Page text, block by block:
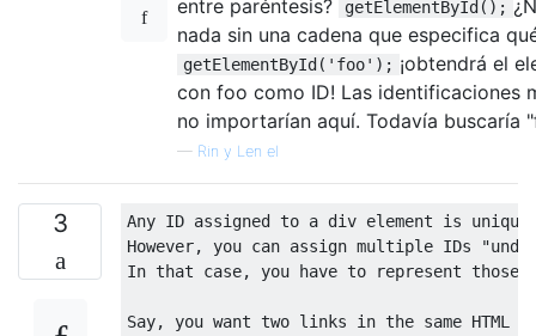
entre paréntesis? getElementById();
nada sin una cadena que especifica
getElementById('foo'); ¡obtendrá el
con foo como ID! Las identificaciones
no importarían aquí. Todavía buscaría
— Rin y Len el
3
Any ID assigned to a div element is
However, you can assign multiple IDs
In that case, you have to represent those
Say, you want two links in the same